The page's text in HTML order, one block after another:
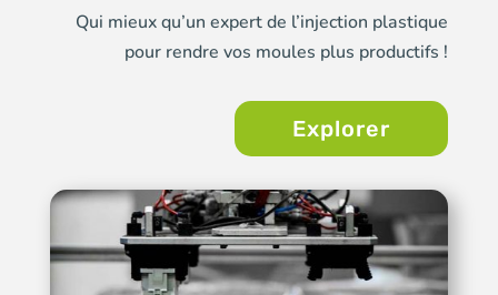
Qui mieux qu’un expert de l’injection plastique
pour rendre vos moules plus productifs !
Explorer